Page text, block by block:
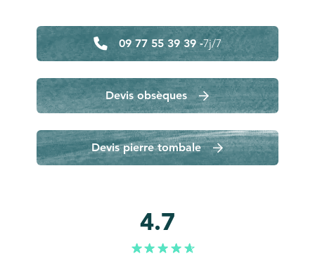
09 77 55 39 39 -7j/7
Devis obsèques
Devis pierre tombale
4.7